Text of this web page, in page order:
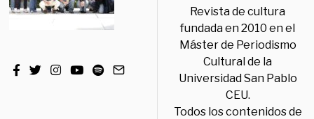
Revista de cultura
fundada en 2010 en el
Máster de Periodismo
Cultural de la
Universidad San Pablo
CEU.
Todos los contenidos de